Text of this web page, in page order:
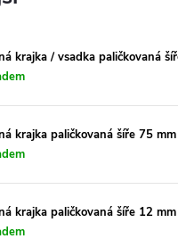
krajka / vsadka paličkovaná
krajka paličkovaná šíře 75 mm
krajka paličkovaná šíře 12 mm